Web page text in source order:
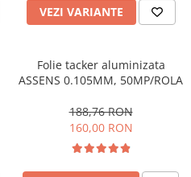
VEZI VARIANTE
Folie tacker aluminizata
ASSENS 0.105MM, 50MP/ROLA
188,76 RON
160,00 RON